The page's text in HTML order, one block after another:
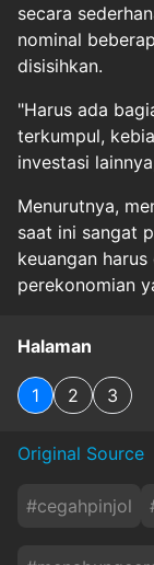
secara
nominal
disisihkan.
"Harus ada
terkumpul,
investasi
Menurutnya,
saat ini sangat
keuangan
perekonomian
Halaman
1 2 3
Original Source
#cegahpinjol